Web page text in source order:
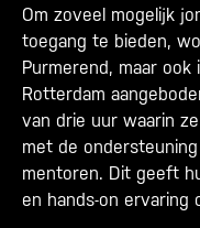
Om zoveel mogelijk
toegang te bieden,
Purmerend, maar
Rotterdam
van drie uur waarin
met de
mentoren. Dit geeft
en hands-on ervaring